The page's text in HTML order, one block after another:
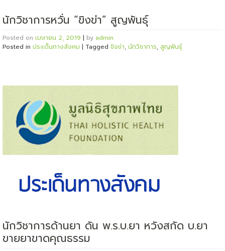
นักวิชาการหวั่น “ขิงข่า” สูญพันธุ์
Posted on เมษายน 2, 2019 | by admin
Posted in ประเด็นทางสังคม | Tagged ขิงข่า, นักวิชาการ, สูญพันธุ์
นักวิชาการด้านยา ดัน พ.ร.บ.ยา หวังสกัด บ.ยา
ขายยาขาดคุณธรรม